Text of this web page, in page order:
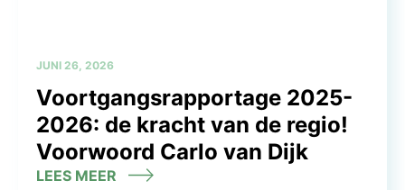
JUNI 26, 2026
Voortgangsrapportage 2025-
2026: de kracht van de regio!
Voorwoord Carlo van Dijk
LEES MEER